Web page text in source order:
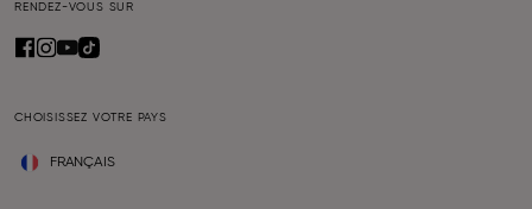
RENDEZ-VOUS SUR
CHOISISSEZ VOTRE PAYS
FRANÇAIS